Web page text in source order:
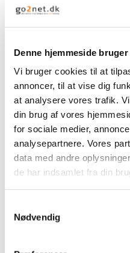
Denne hjemmeside
Vi bruger cookies til at
annoncer, til at vise dig
at analysere vores trafik.
din brug af vores
for sociale medier,
analysepartnere. Vores
data med andre
de har indsamlet fra din
Nødvendig
Drops - Golden Puffs
DROPS Design
Ring for pris
VIS PRODUKT